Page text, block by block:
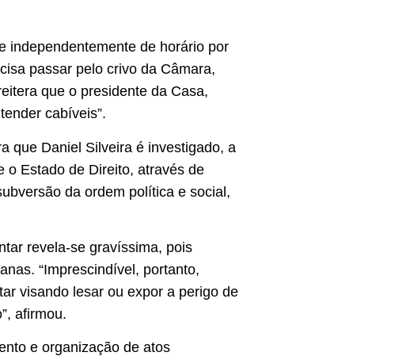
independentemente de horário por
passar pelo crivo da Câmara,
que o presidente da Casa,
cabíveis”.
que Daniel Silveira é investigado, a
o Estado de Direito, através de
da ordem política e social,
revela-se gravíssima, pois
“Imprescindível, portanto,
visando lesar ou expor a perigo de
afirmou.
e organização de atos